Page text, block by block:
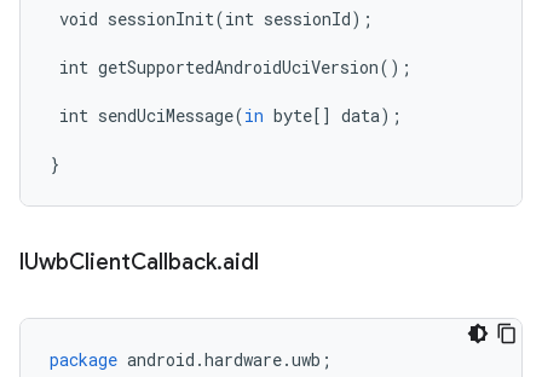
void sessionInit(int sessionId);
int getSupportedAndroidUciVersion();
int sendUciMessage(in byte[] data);
}
IUwbClientCallback.aidl
package android .hardware.uwb ;